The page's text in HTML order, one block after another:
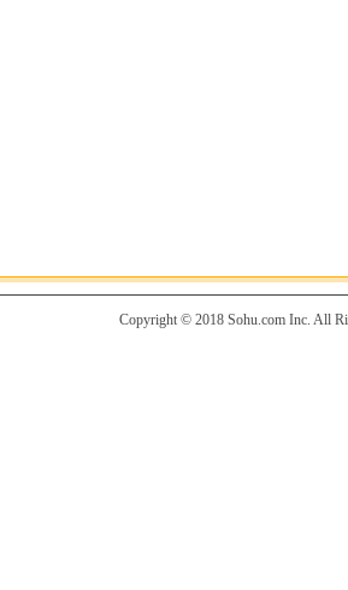
Copyright © 2018 Sohu.com Inc. All